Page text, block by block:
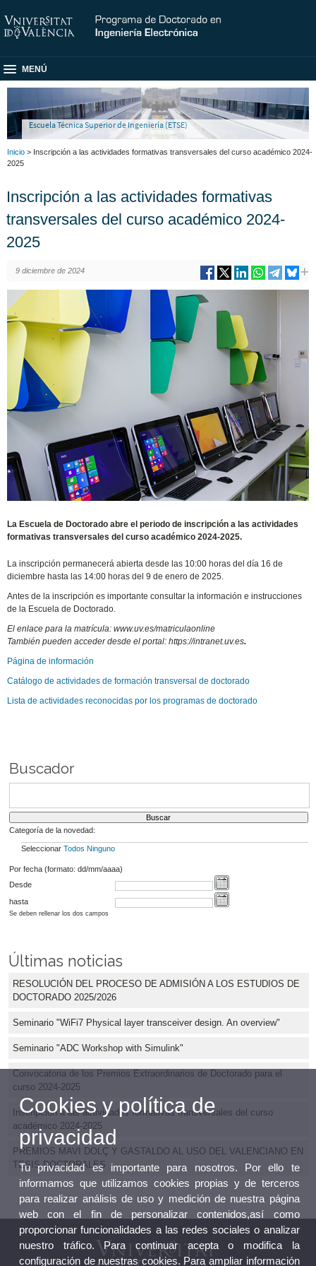
MENÚ
Escuela Técnica Superior de Ingeniería (ETSE)
Inicio > Inscripción a las actividades formativas transversales del curso académico 2024-
2025
Inscripción a las actividades formativas
transversales del curso académico 2024-
2025
9 diciembre de 2024
La Escuela de Doctorado abre el periodo de inscripción a las actividades
formativas transversales del curso académico 2024-2025.
La inscripción permanecerá abierta desde las 10:00 horas del día 16 de
diciembre hasta las 14:00 horas del 9 de enero de 2025.
Antes de la inscripción es importante consultar la información e instrucciones
de la Escuela de Doctorado.
El enlace para la matrícula: www.uv.es/matriculaonline
También pueden acceder desde el portal: https://intranet.uv.es.
Página de información
Catálogo de actividades de formación transversal de doctorado
Lista de actividades reconocidas por los programas de doctorado
Buscador
Categoría de la novedad:
Seleccionar Todos Ninguno
Por fecha (formato: dd/mm/aaaa)
Desde
hasta
Se deben rellenar los dos campos
Últimas noticias
RESOLUCIÓN DEL PROCESO DE ADMISIÓN A LOS ESTUDIOS DE
DOCTORADO 2025/2026
Seminario "WiFi7 Physical layer transceiver design. An overview"
Seminario "ADC Workshop with Simulink"
Convocatoria de los Premios Extraordinarios de Doctorado para el
curso 2024-2025
Inscripción a las actividades formativas transversales del curso
académico 2024-2025
PREMIOS MAVI DOLÇ Y GASTALDO AL USO DEL VALENCIANO EN
TESIS DOCTORALES
Cookies y política de
privacidad
Tu privacidad es importante para nosotros. Por ello te
informamos que utilizamos cookies propias y de terceros
para realizar análisis de uso y medición de nuestra página
web con el fin de personalizar contenidos,así como
proporcionar funcionalidades a las redes sociales o analizar
nuestro tráfico. Para continuar acepta o modifica la
configuración de nuestras cookies. Para ampliar información